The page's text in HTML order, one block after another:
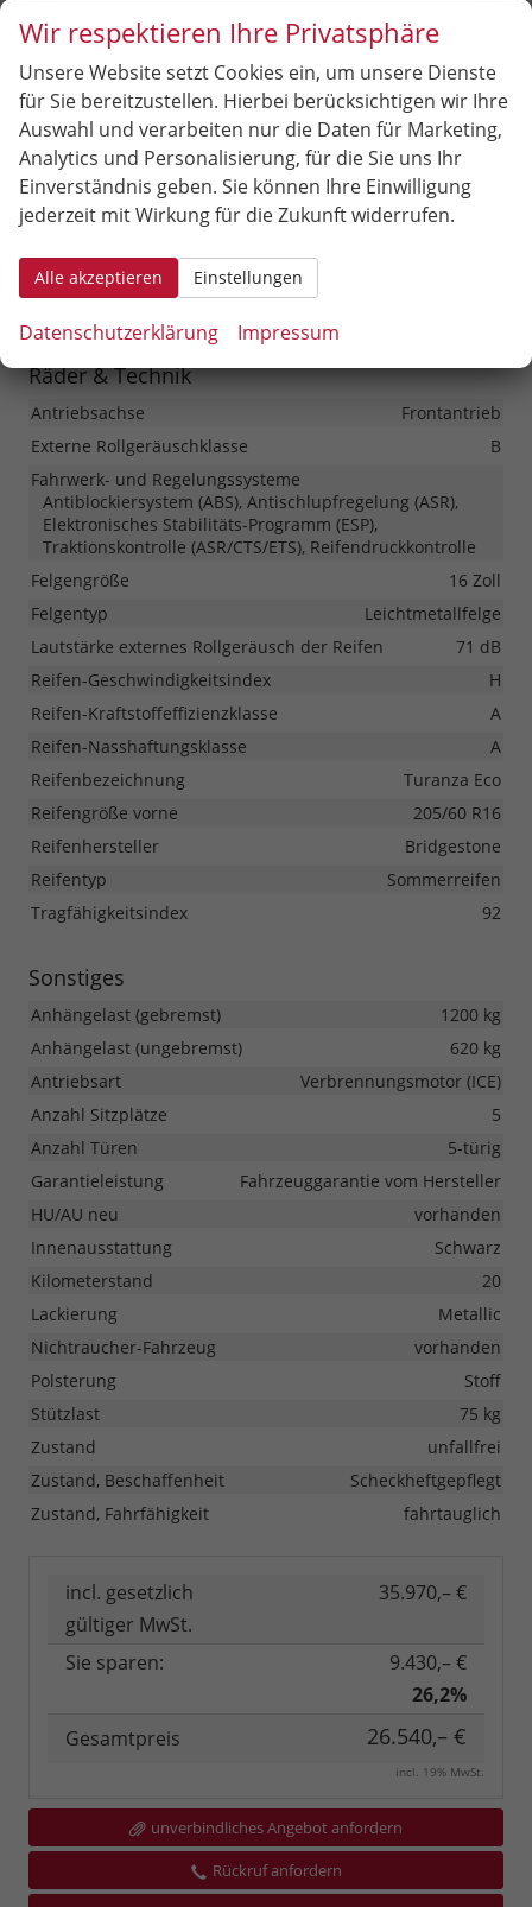
Außen
Anhängerkupplung
Außenspiegel
Außenspiegel beheizbar, Außenspiegel elektrisch
verstellbar
Dachreling
vorhanden, in Schwarz
Herstellerpaket
Winter-Paket
Scheiben, Verglasung
Getönte Scheiben, Privacy Glass (Heckscheibe und
Räder & Technik
Antriebsachse
Frontantrieb
Externe Rollgeräuschklasse
B
Fahrwerk- und Regelungssysteme
Antiblockiersystem (ABS), Antischlupfregelung (ASR),
Elektronisches Stabilitäts-Programm (ESP),
Traktionskontrolle (ASR/CTS/ETS), Reifendruckkontrolle
Felgengröße
16 Zoll
Felgentyp
Leichtmetallfelge
Lautstärke externes Rollgeräusch der Reifen
71 dB
Reifen-Geschwindigkeitsindex
H
Reifen-Kraftstoffeffizienzklasse
A
Reifen-Nasshaftungsklasse
A
Reifenbezeichnung
Turanza Eco
Reifengröße vorne
205/60 R16
Reifenhersteller
Bridgestone
Reifentyp
Sommerreifen
Tragfähigkeitsindex
92
Sonstiges
Anhängelast (gebremst)
1200 kg
Anhängelast (ungebremst)
620 kg
Antriebsart
Verbrennungsmotor (ICE)
Anzahl Sitzplätze
5
Anzahl Türen
5-türig
Garantieleistung
Fahrzeuggarantie vom Hersteller
HU/AU neu
vorhanden
Innenausstattung
Schwarz
Kilometerstand
20
Lackierung
Metallic
Nichtraucher-Fahrzeug
vorhanden
Polsterung
Stoff
Stützlast
75 kg
Zustand
unfallfrei
Zustand, Beschaffenheit
Scheckheftgepflegt
Zustand, Fahrfähigkeit
fahrtauglich
incl. gesetzlich
gültiger MwSt.
35.970,– €
Sie sparen:
9.430,– €
26,2%
Gesamtpreis
26.540,– €
incl. 19% MwSt.
unverbindliches Angebot anfordern
Rückruf anfordern
Wir respektieren Ihre Privatsphäre
Unsere Website setzt Cookies ein, um unsere Dienste
für Sie bereitzustellen. Hierbei berücksichtigen wir Ihre
Auswahl und verarbeiten nur die Daten für Marketing,
Analytics und Personalisierung, für die Sie uns Ihr
Einverständnis geben. Sie können Ihre Einwilligung
jederzeit mit Wirkung für die Zukunft widerrufen.
Alle akzeptieren Einstellungen
Datenschutzerklärung Impressum